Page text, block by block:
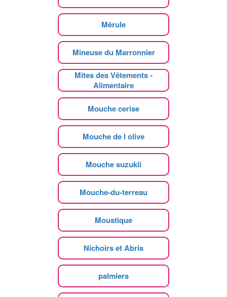
Mérule
Mineuse du Marronnier
Mites des Vêtements -
Alimentaire
Mouche cerise
Mouche de l olive
Mouche suzukii
Mouche-du-terreau
Moustique
Nichoirs et Abris
palmiers